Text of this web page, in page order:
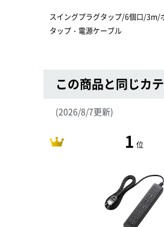
スイングプラグタップ/6個口/3m/
タップ・電源ケーブル
この商品と同じカ
(2026/8/7更新)
1 位